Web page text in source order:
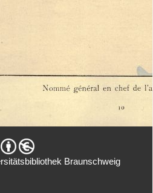
Braunschweig